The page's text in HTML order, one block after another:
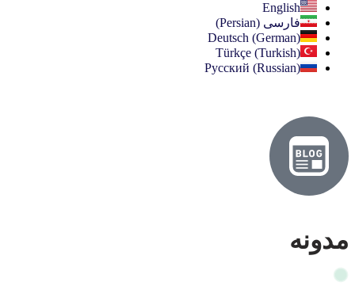
English
فارسی (Persian)
Deutsch (German)
Türkçe (Turkish)
Русский (Russian)
مدونه